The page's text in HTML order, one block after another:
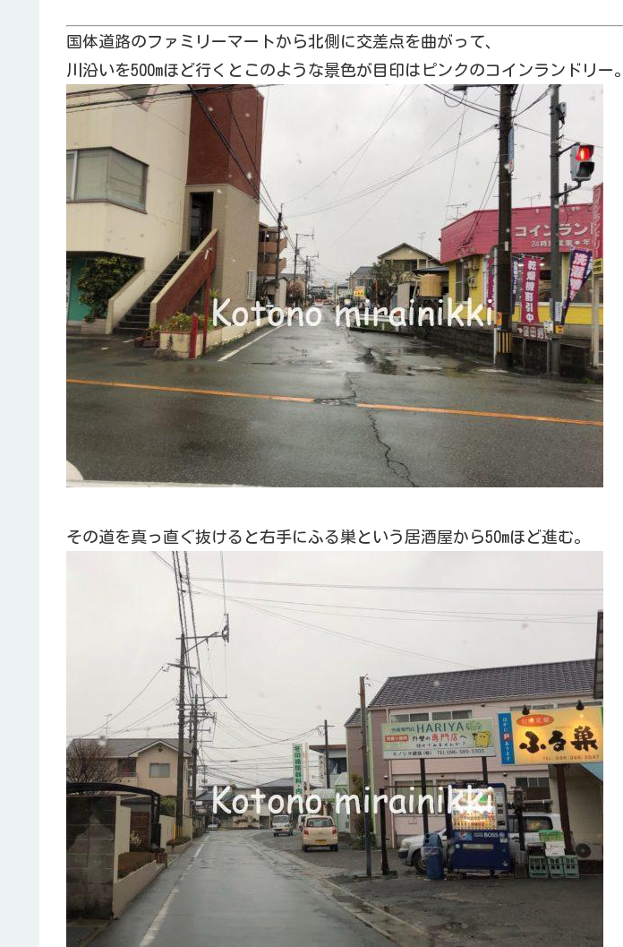
国体道路のファミリーマートから北側に交差点を曲がって、
川沿いを500mほど行くとこのような景色が目印はピンクのコインランドリー。
その道を真っ直ぐ抜けると右手にふる巣という居酒屋から50mほど進む。